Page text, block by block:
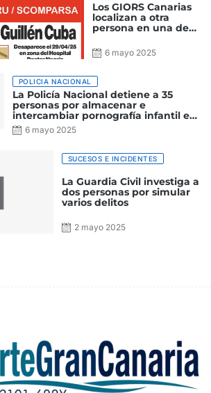
Los GIORS Canarias
localizan a otra
persona en una de
localizar a Juan
Antonio Guillén
6 mayo 2025
POLICIA NACIONAL
La Policía Nacional detiene a 35
personas por almacenar e
intercambiar pornografía infantil en
un servicio de almacenamiento en
“nube“
6 mayo 2025
SUCESOS E INCIDENTES
La Guardia Civil investiga a
dos personas por simular
varios delitos
2 mayo 2025